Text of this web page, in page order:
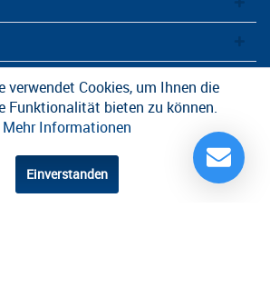
Mehrwertsteuer zzgl.Versandkosten
und ggf.
wenn nicht anders beschrieben
Entwicklung durch die
verwendet Cookies, um Ihnen die
Funktionalität bieten zu können.
Mehr Informationen
Einverstanden